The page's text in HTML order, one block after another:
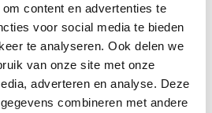
content en advertenties te
voor social media te bieden
te analyseren. Ook delen we
van onze site met onze
adverteren en analyse. Deze
combineren met andere